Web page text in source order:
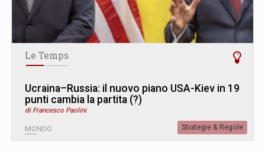
Le Temps
Ucraina–Russia: il nuovo piano USA-Kiev in 19
punti cambia la partita (?)
di Francesco Paolini
MONDO Strategie & Regole